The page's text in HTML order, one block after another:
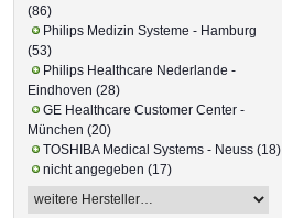
(86)
Philips Medizin Systeme - Hamburg
(53)
Philips Healthcare Nederlande -
Eindhoven (28)
GE Healthcare Customer Center -
München (20)
TOSHIBA Medical Systems - Neuss (18)
nicht angegeben (17)